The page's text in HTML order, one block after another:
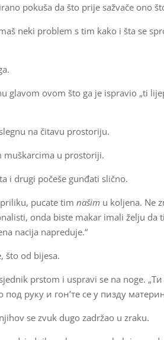
pokuša da što prije sažvače ono
neki problem s tim kako i šta se
glavom ovom što ga je ispravio „ti
na čitavu prostoriju.
muškarcima u prostoriji.
i drugi počeše gunđati slično.
pucate timnašim u koljena. Ne
onda biste makar imali želju da
nacija napreduje.“
što od bijesa.
prstom i uspravi se na noge.
под руку и гон’те се у пизду
se zvuk dugo zadržao u zraku.